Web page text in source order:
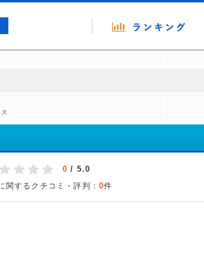
供を行っています。
0 / 5.0
関するクチコミ・評判： 0件